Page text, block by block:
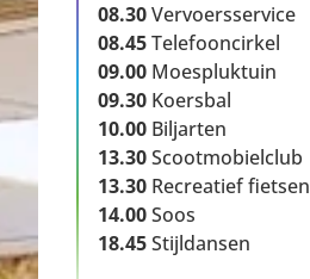
08.30Vervoersservice
08.45Telefooncirkel
09.00 Moespluktuin
09.30 Koersbal
10.00 Biljarten
13.30Scootmobielclub
13.30 Recreatief fietsen
14.00Soos
18.45Stijldansen